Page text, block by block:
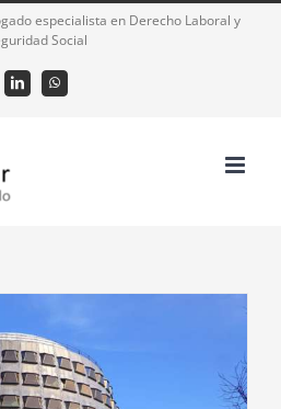
especialista en Derecho Laboral y
Social
LinkedInWhatsApp